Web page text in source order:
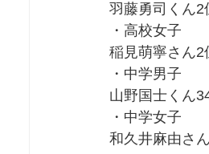
羽藤勇司くん2
・高校女子
稲見萌寧さん2
・中学男子
山野国士くん
・中学女子
和久井麻由さ